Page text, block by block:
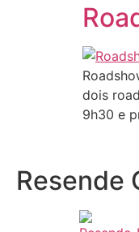
dois
9h30 e
Resende